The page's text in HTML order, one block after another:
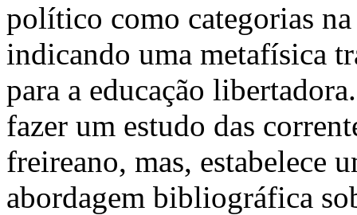
político como categorias
indicando uma metafísica
para a educação
fazer um estudo das
freireano, mas, estabelece
abordagem bibliográfica